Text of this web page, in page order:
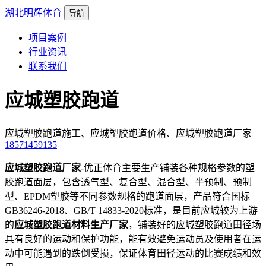
湖北明辉体育 导航
项目案例
行业资讯
联系我们
应城塑胶跑道
应城塑胶跑道施工、应城塑胶跑道价格、应城塑胶跑道厂家
18571459135
应城塑胶跑道厂家-优正体育主要生产铺装各种规格参数的塑
胶跑道面层，包含透气型、复合型、混合型、半预制、预制
型、EPDM塑胶等不同参数规格的跑道面层，产品符合国标
GB36246-2018、GB/T 14833-2020标准，是目前应城较为上游
的应城塑胶跑道材料生产厂家，铺装好的应城塑胶跑道田径场
具有良好的运动和保护功能，能有效避免运动员及使用者在运
动中可能遇到的跌倒受损，保证体育田径运动的比赛成绩和效